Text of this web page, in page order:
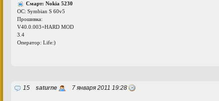
Смарт: Nokia 5230
ОС: Symbian S 60v5
Прошивка:
V40.0.003+HARD MOD
3.4
Оператор: Life:)
15 saturne 7 января 2011 19:28